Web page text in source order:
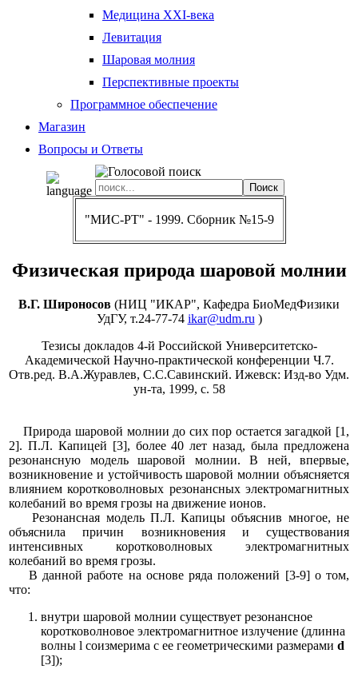
Медицина XXI-века
Левитация
Шаровая молния
Перспективные проекты
Программное обеспечение
Магазин
Вопросы и Ответы
"МИС-РТ" - 1999. Сборник №15-9
Физическая природа шаровой молнии
В.Г. Широносов (НИЦ "ИКАР", Кафедра БиоМедФизики
УдГУ, т.24-77-74 ikar@udm.ru )
Тезисы докладов 4-й Российской Университетско-
Академической Научно-практической конференции Ч.7.
Отв.ред. В.А.Журавлев, С.С.Савинский. Ижевск: Изд-во Удм.
ун-та, 1999, с. 58
Природа шаровой молнии до сих пор остается загадкой [1,
2]. П.Л. Капицей [3], более 40 лет назад, была предложена
резонансную модель шаровой молнии. В ней, впервые,
возникновение и устойчивость шаровой молнии объясняется
влиянием коротковолновых резонансных электромагнитных
колебаний во время грозы на движение ионов.
Резонансная модель П.Л. Капицы объяснив многое, не
объяснила причин возникновения и существования
интенсивных коротковолновых электромагнитных
колебаний во время грозы.
В данной работе на основе ряда положений [3-9] о том,
что:
внутри шаровой молнии существует резонансное
коротковолновое электромагнитное излучение (длинна
волны l соизмерима с ее геометрическими размерами d
[3]);